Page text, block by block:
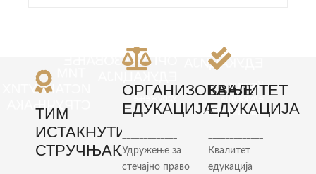
ТИМ
ИСТАКНУТИХ
СТРУЧЊАКА
ИСТАКНУТИХ
СТРУЧЊАКА
Удружење
стечајно
ОРГАНИЗОВАЊЕ
ЕДУКАЦИЈА
_____________
Удружење за
стечајно право
ОРГАНИЗОВАЊЕ
Удружење
за
право
пружа
могућност
КВАЛИТЕТ
ЕДУКАЦИЈА
Квалитет
едукација
КВАЛИТЕТ
ЕДУКАЦИЈА
Квалитет
едукација
организованих
стране
Удружења
за